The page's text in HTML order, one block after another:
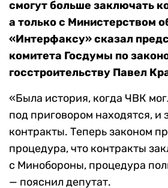
смогут больше заключать
а только с Министерством
«Интерфаксу» сказал
комитета Госдумы по
госстроительству Павел
«Была история, когда ЧВК
под приговором находятся, и
контракты. Теперь законом
процедура, что контракты
с Минобороны, процедура
— пояснил депутат.